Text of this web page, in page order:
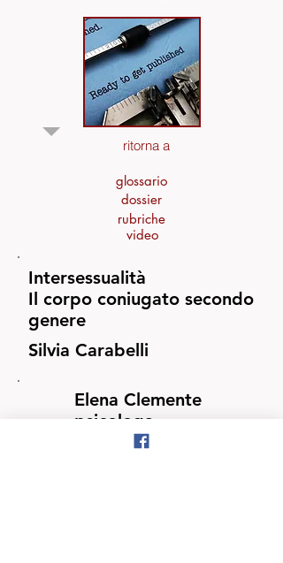
ritorna a
glossario
dossier
rubriche
video
Intersessualità
Il corpo coniugato secondo
genere
Silvia Carabelli
Elena Clemente
psicologa,
psicoterapeuta